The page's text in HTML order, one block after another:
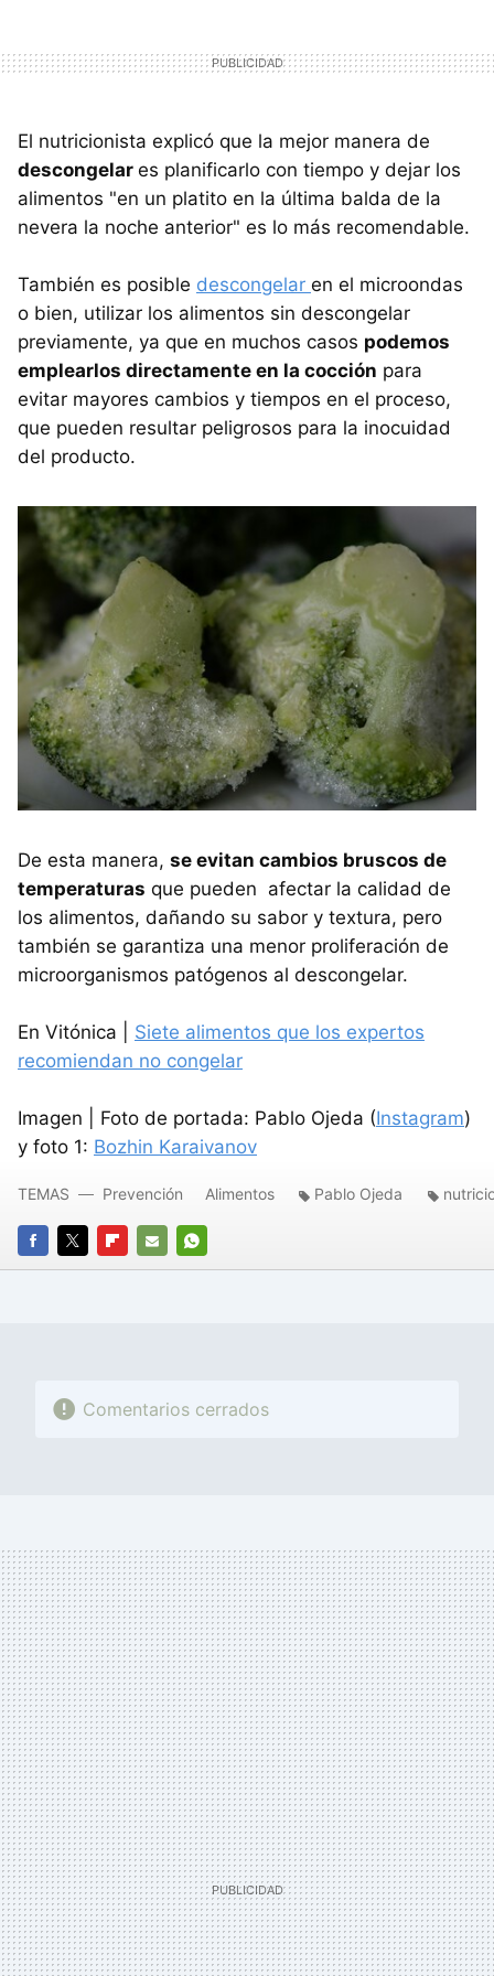
El nutricionista explicó que la mejor manera de
descongelar es planificarlo con tiempo y dejar los
alimentos "en un platito en la última balda de la
nevera la noche anterior" es lo más recomendable.
También es posible descongelar en el microondas
o bien, utilizar los alimentos sin descongelar
previamente, ya que en muchos casos podemos
emplearlos directamente en la cocción para
evitar mayores cambios y tiempos en el proceso,
que pueden resultar peligrosos para la inocuidad
del producto.
De esta manera, se evitan cambios bruscos de
temperaturas que pueden afectar la calidad de
los alimentos, dañando su sabor y textura, pero
también se garantiza una menor proliferación de
microorganismos patógenos al descongelar.
En Vitónica | Siete alimentos que los expertos
recomiendan no congelar
Imagen | Foto de portada: Pablo Ojeda (Instagram)
y foto 1: Bozhin Karaivanov
FACEBOOK
TWITTERFLIPBOARD
E-
WHATSAPP
TEMAS Prevención Alimentos Pablo Ojeda
Comentarios cerrados